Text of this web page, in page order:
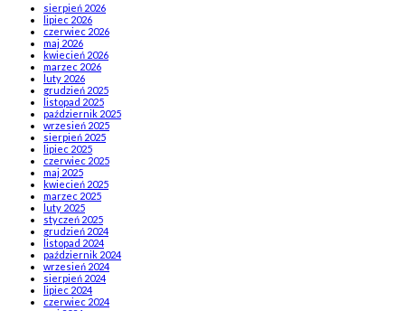
sierpień 2026
lipiec 2026
czerwiec 2026
maj 2026
kwiecień 2026
marzec 2026
luty 2026
grudzień 2025
listopad 2025
październik 2025
wrzesień 2025
sierpień 2025
lipiec 2025
czerwiec 2025
maj 2025
kwiecień 2025
marzec 2025
luty 2025
styczeń 2025
grudzień 2024
listopad 2024
październik 2024
wrzesień 2024
sierpień 2024
lipiec 2024
czerwiec 2024